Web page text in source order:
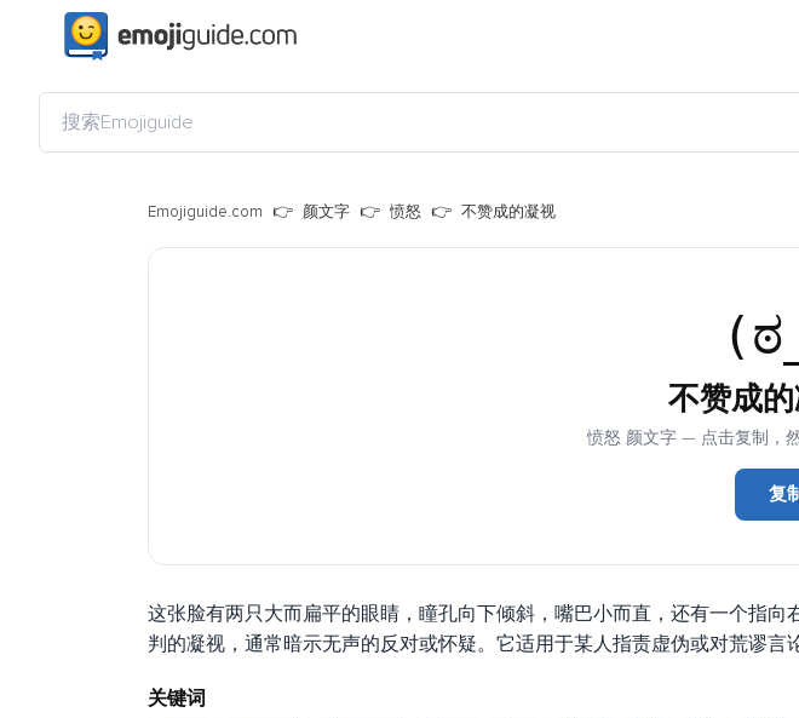
Emojiguide.com 颜文字 愤怒 不赞成的凝视
不赞成
愤怒 颜文字 — 点击复制，
复
这张脸有两只大而扁平的眼睛，瞳孔向下倾斜，嘴巴小而直，还有一个指向
判的凝视，通常暗示无声的反对或怀疑。它适用于某人指责虚伪或对荒谬言
关键词